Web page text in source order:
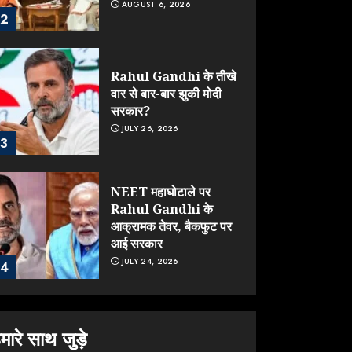
2
AUGUST 6, 2026
3
Rahul Gandhi के तीखे
वार से बार-बार झुकी मोदी
सरकार?
JULY 26, 2026
4
NEET महाघोटाले पर
Rahul Gandhi के
आक्रामक तेवर, बैकफुट पर
आई सरकार
JULY 24, 2026
Jantar Mantar
साथ जुड़े